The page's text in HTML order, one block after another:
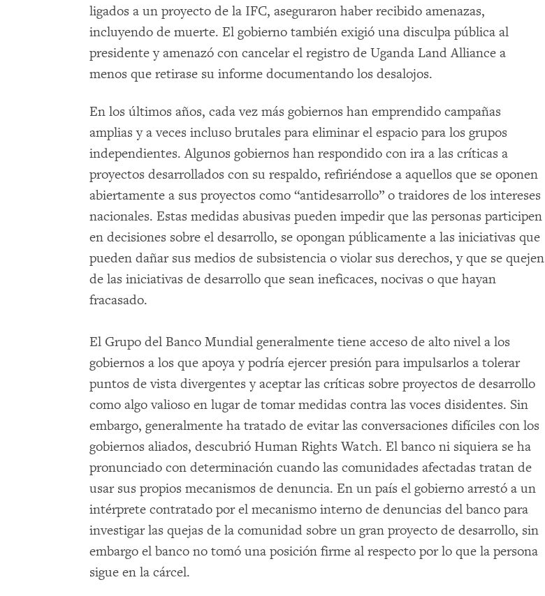
ligados a un proyecto de la IFC, aseguraron haber recibido amenazas,
incluyendo de muerte. El gobierno también exigió una disculpa pública al
presidente y amenazó con cancelar el registro de Uganda Land Alliance a
menos que retirase su informe documentando los desalojos.
En los últimos años, cada vez más gobiernos han emprendido campañas
amplias y a veces incluso brutales para eliminar el espacio para los grupos
independientes. Algunos gobiernos han respondido con ira a las críticas a
proyectos desarrollados con su respaldo, refiriéndose a aquellos que se oponen
abiertamente a sus proyectos como “antidesarrollo” o traidores de los intereses
nacionales. Estas medidas abusivas pueden impedir que las personas participen
en decisiones sobre el desarrollo, se opongan públicamente a las iniciativas que
pueden dañar sus medios de subsistencia o violar sus derechos, y que se quejen
de las iniciativas de desarrollo que sean ineficaces, nocivas o que hayan
fracasado.
El Grupo del Banco Mundial generalmente tiene acceso de alto nivel a los
gobiernos a los que apoya y podría ejercer presión para impulsarlos a tolerar
puntos de vista divergentes y aceptar las críticas sobre proyectos de desarrollo
como algo valioso en lugar de tomar medidas contra las voces disidentes. Sin
embargo, generalmente ha tratado de evitar las conversaciones difíciles con los
gobiernos aliados, descubrió Human Rights Watch. El banco ni siquiera se ha
pronunciado con determinación cuando las comunidades afectadas tratan de
usar sus propios mecanismos de denuncia. En un país el gobierno arrestó a un
intérprete contratado por el mecanismo interno de denuncias del banco para
investigar las quejas de la comunidad sobre un gran proyecto de desarrollo, sin
embargo el banco no tomó una posición firme al respecto por lo que la persona
sigue en la cárcel.